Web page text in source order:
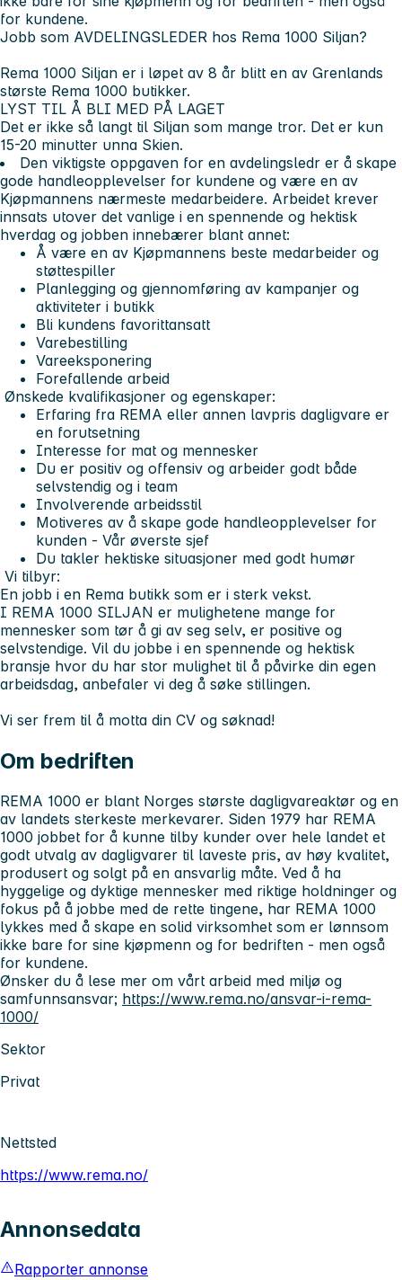
for kundene.
Jobb som AVDELINGSLEDER hos Rema 1000 Siljan?
Rema 1000 Siljan er i løpet av 8 år blitt en av Grenlands
største Rema 1000 butikker.
LYST TIL Å BLI MED PÅ LAGET
Det er ikke så langt til Siljan som mange tror. Det er kun
15-20 minutter unna Skien.
Den viktigste oppgaven for en avdelingsledr er å skape
gode handleopplevelser for kundene og være en av
Kjøpmannens nærmeste medarbeidere. Arbeidet krever
innsats utover det vanlige i en spennende og hektisk
hverdag og jobben innebærer blant annet:
Å være en av Kjøpmannens beste medarbeider og
støttespiller
Planlegging og gjennomføring av kampanjer og
aktiviteter i butikk
Bli kundens favorittansatt
Varebestilling
Vareeksponering
Forefallende arbeid
Ønskede kvalifikasjoner og egenskaper:
Erfaring fra REMA eller annen lavpris dagligvare er
en forutsetning
Interesse for mat og mennesker
Du er positiv og offensiv og arbeider godt både
selvstendig og i team
Involverende arbeidsstil
Motiveres av å skape gode handleopplevelser for
kunden - Vår øverste sjef
Du takler hektiske situasjoner med godt humør
Vi tilbyr:
En jobb i en Rema butikk som er i sterk vekst.
I REMA 1000 SILJAN er mulighetene mange for
mennesker som tør å gi av seg selv, er positive og
selvstendige. Vil du jobbe i en spennende og hektisk
bransje hvor du har stor mulighet til å påvirke din egen
arbeidsdag, anbefaler vi deg å søke stillingen.
Vi ser frem til å motta din CV og søknad!
Om bedriften
REMA 1000 er blant Norges største dagligvareaktør og en
av landets sterkeste merkevarer. Siden 1979 har REMA
1000 jobbet for å kunne tilby kunder over hele landet et
godt utvalg av dagligvarer til laveste pris, av høy kvalitet,
produsert og solgt på en ansvarlig måte. Ved å ha
hyggelige og dyktige mennesker med riktige holdninger og
fokus på å jobbe med de rette tingene, har REMA 1000
lykkes med å skape en solid virksomhet som er lønnsom
ikke bare for sine kjøpmenn og for bedriften - men også
for kundene.
Ønsker du å lese mer om vårt arbeid med miljø og
samfunnsansvar; https://www.rema.no/ansvar-i-rema-
1000/
Sektor
Privat
Nettsted
https://www.rema.no/
Annonsedata
Rapporter annonse